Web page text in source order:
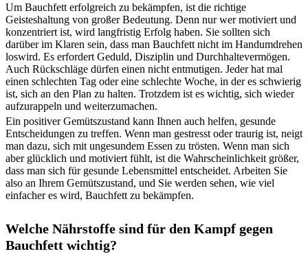
Um Bauchfett erfolgreich zu bekämpfen, ist die richtige
Geisteshaltung von großer Bedeutung. Denn nur wer motiviert und
konzentriert ist, wird langfristig Erfolg haben. Sie sollten sich
darüber im Klaren sein, dass man Bauchfett nicht im Handumdrehen
loswird. Es erfordert Geduld, Disziplin und Durchhaltevermögen.
Auch Rückschläge dürfen einen nicht entmutigen. Jeder hat mal
einen schlechten Tag oder eine schlechte Woche, in der es schwierig
ist, sich an den Plan zu halten. Trotzdem ist es wichtig, sich wieder
aufzurappeln und weiterzumachen.
Ein positiver Gemütszustand kann Ihnen auch helfen, gesunde
Entscheidungen zu treffen. Wenn man gestresst oder traurig ist, neigt
man dazu, sich mit ungesundem Essen zu trösten. Wenn man sich
aber glücklich und motiviert fühlt, ist die Wahrscheinlichkeit größer,
dass man sich für gesunde Lebensmittel entscheidet. Arbeiten Sie
also an Ihrem Gemütszustand, und Sie werden sehen, wie viel
einfacher es wird, Bauchfett zu bekämpfen.
Welche Nährstoffe sind für den Kampf gegen
Bauchfett wichtig?